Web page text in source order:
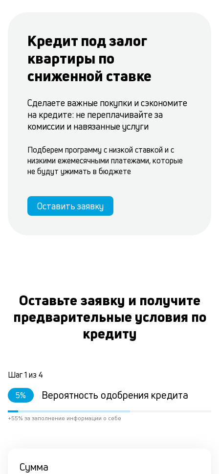
Кредит под залог
квартиры по
сниженной ставке
Сделаете важные покупки и сэкономите
на кредите: не переплачивайте за
комиссии и навязанные услуги
Подберем программу с низкой ставкой и с
низкими ежемесячными платежами, которые
не будут ужимать в бюджете
Оставить заявку
Оставьте заявку и получите
предварительные условия по
кредиту
Шаг1 из 4
5% Вероятность одобрения кредита
+55% за заполнение информации о себе
Сумма